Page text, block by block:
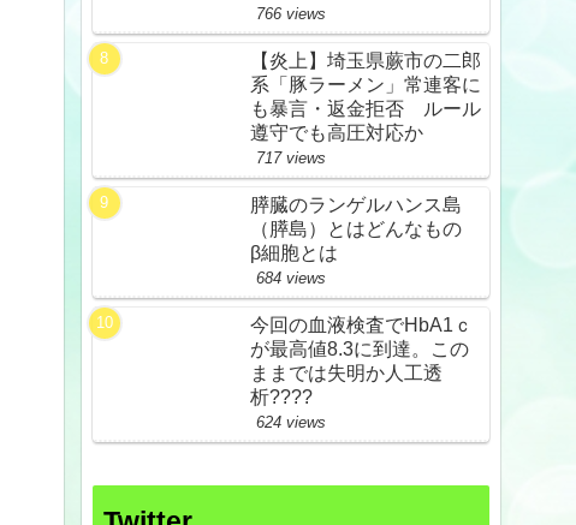
766 views
【炎上】埼玉県蕨市の二郎
系「豚ラーメン」常連客に
も暴言・返金拒否 ルール
遵守でも高圧対応か
717 views
膵臓のランゲルハンス島
（膵島）とはどんなもの
β細胞とは
684 views
今回の血液検査でHbA1ｃ
が最高値8.3に到達。この
ままでは失明か人工透
析????
624 views